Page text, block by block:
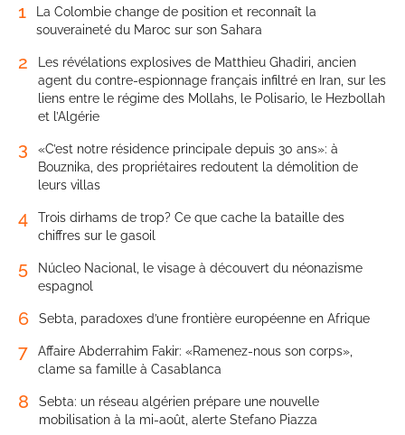
1
La Colombie change de position et reconnaît la
souveraineté du Maroc sur son Sahara
2
Les révélations explosives de Matthieu Ghadiri, ancien
agent du contre-espionnage français infiltré en Iran, sur les
liens entre le régime des Mollahs, le Polisario, le Hezbollah
et l’Algérie
3
«C’est notre résidence principale depuis 30 ans»: à
Bouznika, des propriétaires redoutent la démolition de
leurs villas
4
Trois dirhams de trop? Ce que cache la bataille des
chiffres sur le gasoil
5
Núcleo Nacional, le visage à découvert du néonazisme
espagnol
6 Sebta, paradoxes d’une frontière européenne en Afrique
7
Affaire Abderrahim Fakir: «Ramenez-nous son corps»,
clame sa famille à Casablanca
8
Sebta: un réseau algérien prépare une nouvelle
mobilisation à la mi-août, alerte Stefano Piazza